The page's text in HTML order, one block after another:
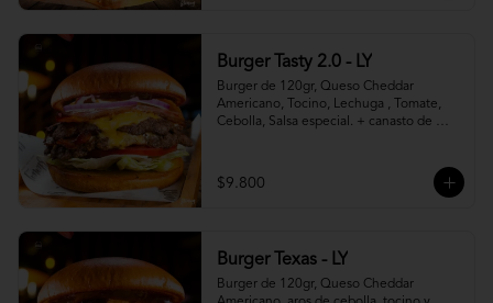
Burger Tasty 2.0 - LY
Burger de 120gr, Queso Cheddar
Americano, Tocino, Lechuga , Tomate,
Cebolla, Salsa especial. + canasto de
$9.800
Burger Texas - LY
Burger de 120gr, Queso Cheddar